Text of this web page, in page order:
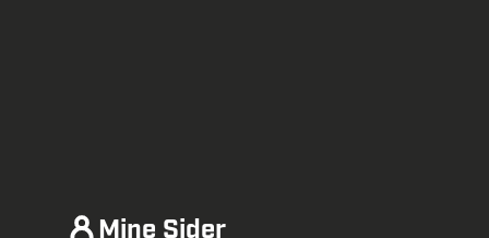
Mine Sider